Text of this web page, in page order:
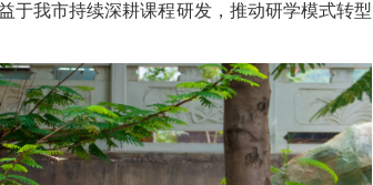
于我市持续深耕课程研发，推动研学模式转型